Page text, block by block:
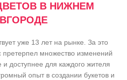
В НИЖНЕМ
уже 13 лет на рынке. За это
претерпел множество изменений
доступнее для каждого жителя
опыт в создании букетов и